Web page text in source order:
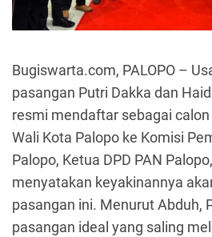
Bugiswarta.com, PALOPO –
pasangan Putri Dakka dan
resmi mendaftar sebagai calon
Wali Kota Palopo ke Komisi
Palopo, Ketua DPD PAN
menyatakan keyakinannya
pasangan ini. Menurut Abduh,
pasangan ideal yang saling